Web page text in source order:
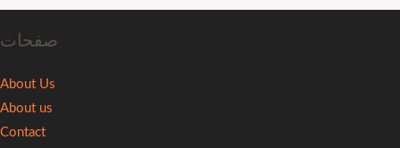
صفحات
About Us
About us
Contact